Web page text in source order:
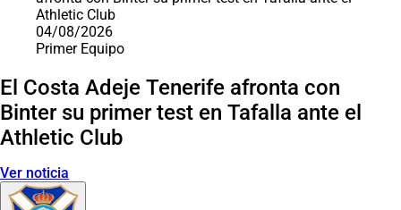
04/08/2026
Primer Equipo
El Costa Adeje Tenerife afronta con
Binter su primer test en Tafalla ante el
Athletic Club
Ver noticia